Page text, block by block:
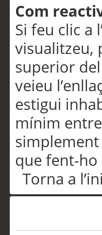
Com
Si feu clic a
visualitzeu,
superior
veieu
estigui
mínim
que fent-
Torna a